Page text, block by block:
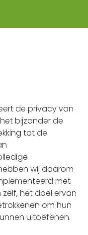
de privacy van
bijzonder de
tot de
wij daarom
met
het doel ervan
om hun
uitoefenen.